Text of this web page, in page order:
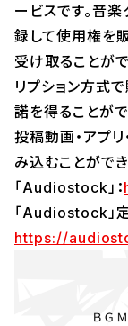
ービスです。音
録して使用権を
受け取ることが
リプション方式
諾を得ることがで
投稿動画・アプ
み込むことができ
「Audiostock」：
「Audiostock」
https://